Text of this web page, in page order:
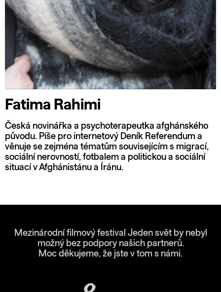
Fatima Rahimi
Česká novinářka a psychoterapeutka afghánského
původu. Píše pro internetový Deník Referendum a
věnuje se zejména tématům souvisejícím s migrací,
sociální nerovností, fotbalem a politickou a sociální
situací v Afghánistánu a Íránu.
Mezinárodní filmový festival Jeden svět by nebyl
možný bez podpory našich partnerů.
Moc děkujeme, že jste v tom s námi.